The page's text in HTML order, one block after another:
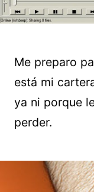
Me preparo
está mi
ya ni porque
perder.